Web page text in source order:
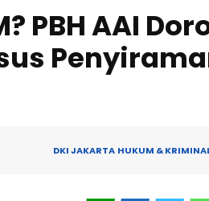
PBH AAI
DKI JAKARTA HUKUM &